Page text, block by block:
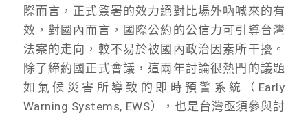
際而言，正式簽署的效力絕對比場外吶喊來的有
效，對國內而言，國際公約的公信力可引導台灣
法案的走向，較不易於被國內政治因素所干擾。
除了締約國正式會議，這兩年討論很熱門的議題
如氣候災害所導致的即時預警系統（Early
Warning Systems, EWS），也是台灣亟須參與討